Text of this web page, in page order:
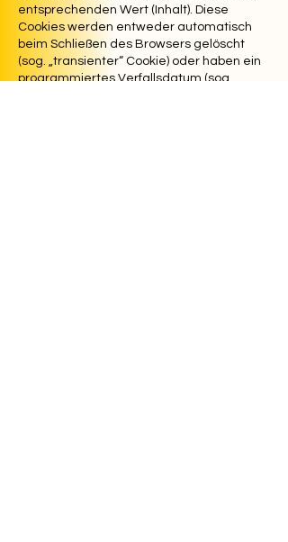
entsprechenden Wert (Inhalt). Diese
Cookies werden entweder automatisch
beim Schließen des Browsers gelöscht
(sog. „transienter“ Cookie) oder haben ein
programmiertes Verfallsdatum (sog.